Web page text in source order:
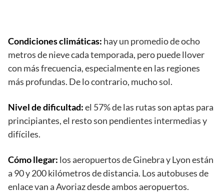
Condiciones climáticas: hay un promedio de ocho
metros de nieve cada temporada, pero puede llover
con más frecuencia, especialmente en las regiones
más profundas. De lo contrario, mucho sol.
Nivel de dificultad:el 57% de las rutas son aptas para
principiantes, el resto son pendientes intermedias y
difíciles.
Cómo llegar: los aeropuertos de Ginebra y Lyon están
a 90 y 200 kilómetros de distancia. Los autobuses de
enlace van a Avoriaz desde ambos aeropuertos.